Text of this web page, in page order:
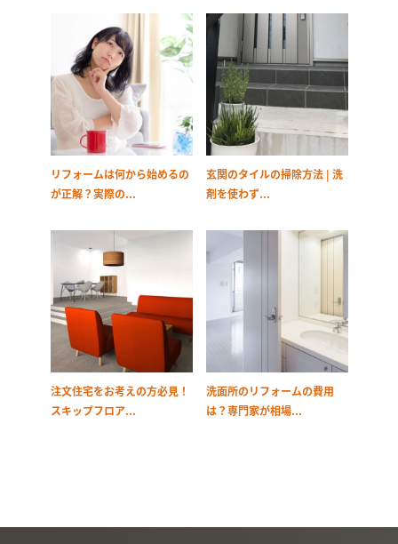
リフォームは何から始めるの
が正解？実際の...
玄関のタイルの掃除方法 | 洗
剤を使わず...
注文住宅をお考えの方必見！
スキップフロア...
洗面所のリフォームの費用
は？専門家が相場...